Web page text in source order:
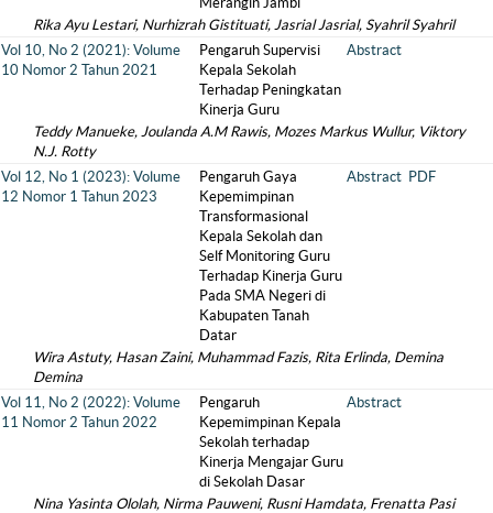
Rika Ayu Lestari, Nurhizrah Gistituati, Jasrial Jasrial, Syahril Syahril
Vol 10, No 2 (2021): Volume
10 Nomor 2 Tahun 2021
Pengaruh Supervisi
Kepala Sekolah
Terhadap Peningkatan
Kinerja Guru
Abstract
Teddy Manueke, Joulanda A.M Rawis, Mozes Markus Wullur, Viktory
N.J. Rotty
Vol 12, No 1 (2023): Volume
12 Nomor 1 Tahun 2023
Pengaruh Gaya
Kepemimpinan
Transformasional
Kepala Sekolah dan
Self Monitoring Guru
Terhadap Kinerja Guru
Pada SMA Negeri di
Kabupaten Tanah
Datar
Abstract PDF
Wira Astuty, Hasan Zaini, Muhammad Fazis, Rita Erlinda, Demina
Demina
Vol 11, No 2 (2022): Volume
11 Nomor 2 Tahun 2022
Pengaruh
Kepemimpinan Kepala
Sekolah terhadap
Kinerja Mengajar Guru
di Sekolah Dasar
Abstract
Nina Yasinta Ololah, Nirma Pauweni, Rusni Hamdata, Frenatta Pasi